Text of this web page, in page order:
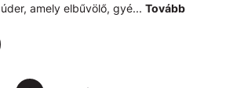
amely elbűvölő, gyé... Tovább